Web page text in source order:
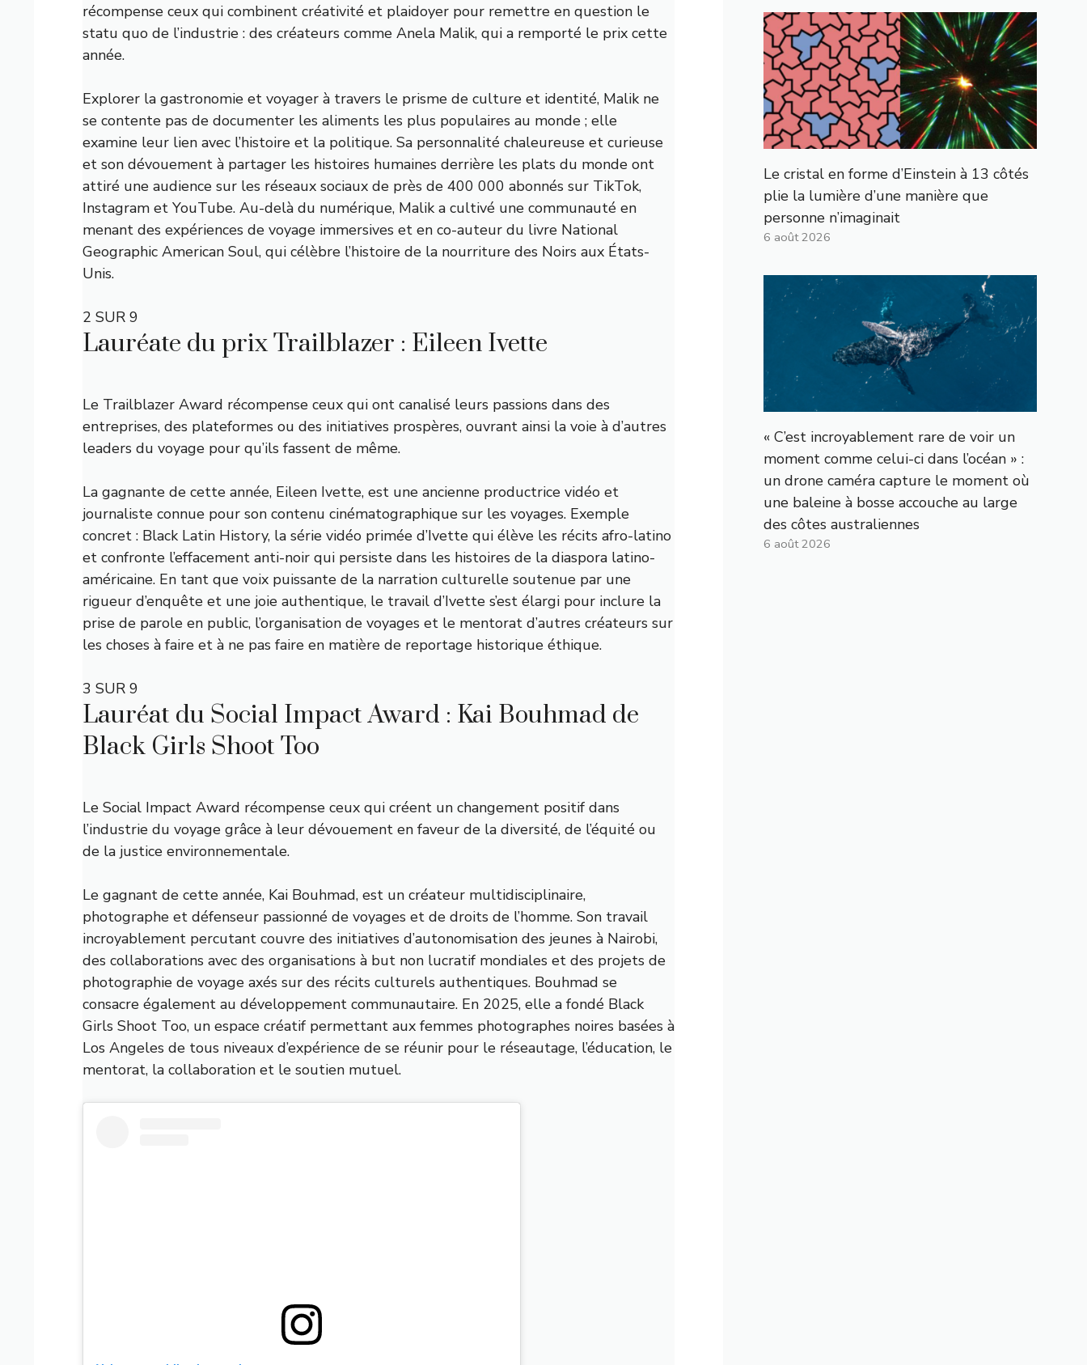
récompense ceux qui combinent créativité et plaidoyer pour remettre en question le
statu quo de l’industrie : des créateurs comme Anela Malik, qui a remporté le prix cette
année.
Explorer la gastronomie et voyager à travers le prisme de culture et identité, Malik ne
se contente pas de documenter les aliments les plus populaires au monde ; elle
examine leur lien avec l’histoire et la politique. Sa personnalité chaleureuse et curieuse
et son dévouement à partager les histoires humaines derrière les plats du monde ont
attiré une audience sur les réseaux sociaux de près de 400 000 abonnés sur TikTok,
Instagram et YouTube. Au-delà du numérique, Malik a cultivé une communauté en
menant des expériences de voyage immersives et en co-auteur du livre National
Geographic American Soul, qui célèbre l’histoire de la nourriture des Noirs aux États-
Unis.
2 SUR 9
Lauréate du prix Trailblazer : Eileen Ivette
Le Trailblazer Award récompense ceux qui ont canalisé leurs passions dans des
entreprises, des plateformes ou des initiatives prospères, ouvrant ainsi la voie à d’autres
leaders du voyage pour qu’ils fassent de même.
La gagnante de cette année, Eileen Ivette, est une ancienne productrice vidéo et
journaliste connue pour son contenu cinématographique sur les voyages. Exemple
concret : Black Latin History, la série vidéo primée d’Ivette qui élève les récits afro-latino
et confronte l’effacement anti-noir qui persiste dans les histoires de la diaspora latino-
américaine. En tant que voix puissante de la narration culturelle soutenue par une
rigueur d’enquête et une joie authentique, le travail d’Ivette s’est élargi pour inclure la
prise de parole en public, l’organisation de voyages et le mentorat d’autres créateurs sur
les choses à faire et à ne pas faire en matière de reportage historique éthique.
3 SUR 9
Lauréat du Social Impact Award : Kai Bouhmad de
Black Girls Shoot Too
Le Social Impact Award récompense ceux qui créent un changement positif dans
l’industrie du voyage grâce à leur dévouement en faveur de la diversité, de l’équité ou
de la justice environnementale.
Le gagnant de cette année, Kai Bouhmad, est un créateur multidisciplinaire,
photographe et défenseur passionné de voyages et de droits de l’homme. Son travail
incroyablement percutant couvre des initiatives d’autonomisation des jeunes à Nairobi,
des collaborations avec des organisations à but non lucratif mondiales et des projets de
photographie de voyage axés sur des récits culturels authentiques. Bouhmad se
consacre également au développement communautaire. En 2025, elle a fondé Black
Girls Shoot Too, un espace créatif permettant aux femmes photographes noires basées à
Los Angeles de tous niveaux d’expérience de se réunir pour le réseautage, l’éducation, le
mentorat, la collaboration et le soutien mutuel.
Le cristal en forme d’Einstein à 13 côtés
plie la lumière d’une manière que
personne n’imaginait
6 août 2026
« C’est incroyablement rare de voir un
moment comme celui-ci dans l’océan » :
un drone caméra capture le moment où
une baleine à bosse accouche au large
des côtes australiennes
6 août 2026